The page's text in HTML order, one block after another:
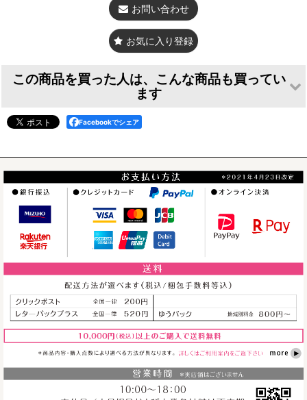
お問い合わせ
お気に入り登録
この商品を買った人は、こんな商品も買ってい
ます
Rockabbily
Bunnyステッ
カー Gretsch A
[rock001]
(税込)
Rockabbily
Bunnyステッ
カー 丸型
Gretsch
[rock007]
220円～(税込)
Rockabbily
Bunnyステッ
[rock004]
440円
Facebookでシェア